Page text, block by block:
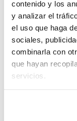
contenido y los
y analizar el
el uso que haga
sociales,
combinarla con
que hayan
servicios.